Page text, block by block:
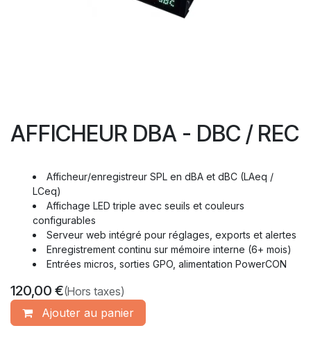
AFFICHEUR DBA - DBC / REC
Afficheur/enregistreur SPL en dBA et dBC (LAeq /
LCeq)
Affichage LED triple avec seuils et couleurs
configurables
Serveur web intégré pour réglages, exports et alertes
Enregistrement continu sur mémoire interne (6+ mois)
Entrées micros, sorties GPO, alimentation PowerCON
120,00 €(Hors taxes)
Ajouter​ au panier